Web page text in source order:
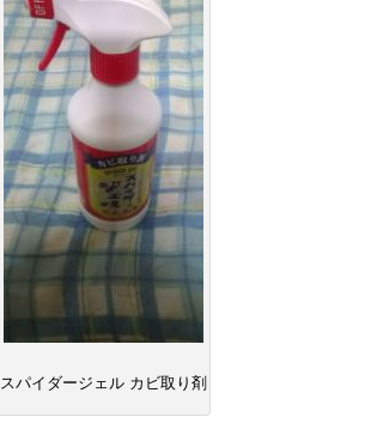
スパイダージェル カビ取り剤